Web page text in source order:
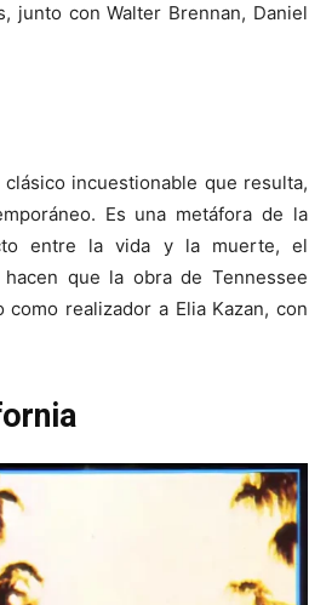
junto con Walter Brennan, Daniel
incuestionable que resulta,
Es una metáfora de la
entre la vida y la muerte, el
que la obra de Tennessee
realizador a Elia Kazan, con